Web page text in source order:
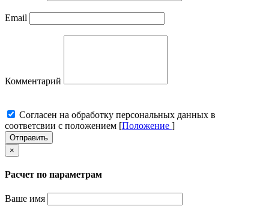
Email
Комментарий
Cогласен на обработку персональных данных в
соответсвии с положением [Положение ]
Отправить
×
Расчет по параметрам
Ваше имя